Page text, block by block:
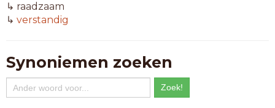
↳ raadzaam
↳ verstandig
Synoniemen zoeken